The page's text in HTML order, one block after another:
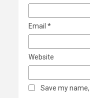
Email *
Website
Save my